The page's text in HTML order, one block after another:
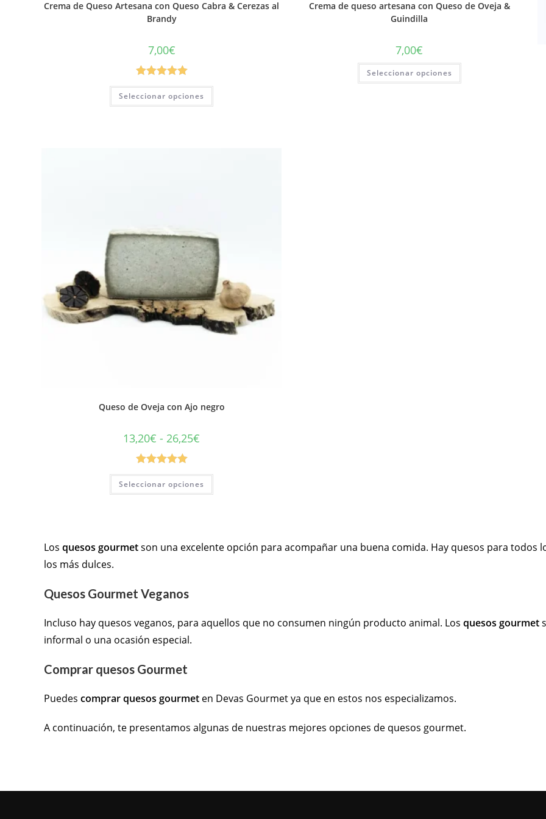
Crema de Queso Artesana con Queso Cabra & Cerezas al
Brandy
7,00€
Valorado con
5.00de 5
Seleccionar opciones
Crema de queso artesana con Queso de Oveja &
Guindilla
7,00€
Seleccionar opciones
Queso de Oveja con Ajo negro
13,20€ - 26,25€
Valorado con
5.00de 5
Seleccionar opciones
Los quesos gourmetson una excelente opción para acompañar una buena comida. Hay quesos para todos
los más dulces.
Quesos Gourmet Veganos
Incluso hay quesos veganos, para aquellos que no consumen ningún producto animal. Los quesos gourmet
informal o una ocasión especial.
Comprar quesos Gourmet
Puedes comprar quesos gourmet en Devas Gourmet ya que en estos nos especializamos.
A continuación, te presentamos algunas de nuestras mejores opciones de quesos gourmet.